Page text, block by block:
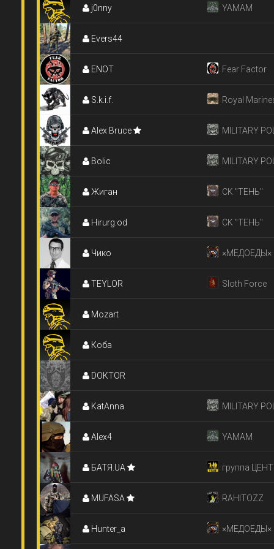
j0nny YAMAM
Evers44
ENOT Fear Factor
S.k.i.f. Royal
Commando
Alex Bruce MILITARY
Bolic MILITARY
Жиган СK "ТЕНЬ"
Hirurg.od СK "ТЕНЬ"
Чико ×МЕДОЕДЫ×
TEYLOR Sloth Force
Mozart
Коба
DOКTOR
KatAnna MILITARY
Alex4 YAMAM
БАТЯ.UA группа
MUFASA RAHITOZZ
Hunter_a ×МЕДОЕДЫ×